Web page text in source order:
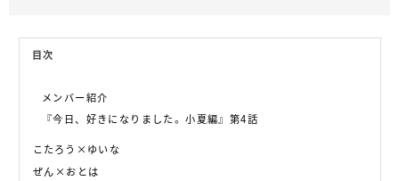
目次
メンバー紹介
『今日、好きになりました。小夏編』第4話
こたろう×ゆいな
ぜん×おとは